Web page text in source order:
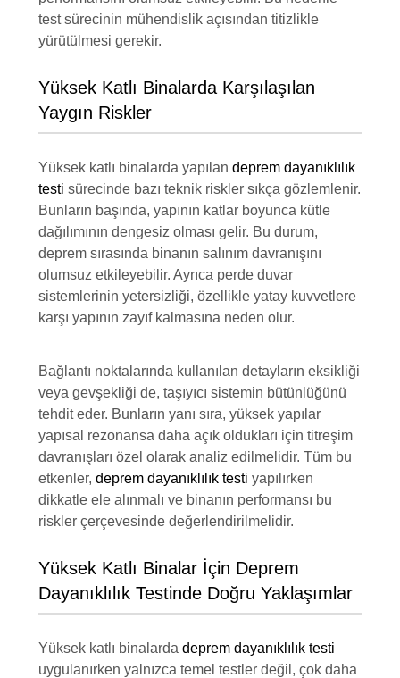
test sürecinin mühendislik açısından titizlikle
yürütülmesi gerekir.
Yüksek Katlı Binalarda Karşılaşılan
Yaygın Riskler
Yüksek katlı binalarda yapılan deprem dayanıklılık
testi sürecinde bazı teknik riskler sıkça gözlemlenir.
Bunların başında, yapının katlar boyunca kütle
dağılımının dengesiz olması gelir. Bu durum,
deprem sırasında binanın salınım davranışını
olumsuz etkileyebilir. Ayrıca perde duvar
sistemlerinin yetersizliği, özellikle yatay kuvvetlere
karşı yapının zayıf kalmasına neden olur.
Bağlantı noktalarında kullanılan detayların eksikliği
veya gevşekliği de, taşıyıcı sistemin bütünlüğünü
tehdit eder. Bunların yanı sıra, yüksek yapılar
yapısal rezonansa daha açık oldukları için titreşim
davranışları özel olarak analiz edilmelidir. Tüm bu
etkenler, deprem dayanıklılık testi yapılırken
dikkatle ele alınmalı ve binanın performansı bu
riskler çerçevesinde değerlendirilmelidir.
Yüksek Katlı Binalar İçin Deprem
Dayanıklılık Testinde Doğru Yaklaşımlar
Yüksek katlı binalarda deprem dayanıklılık testi
uygulanırken yalnızca temel testler değil, çok daha